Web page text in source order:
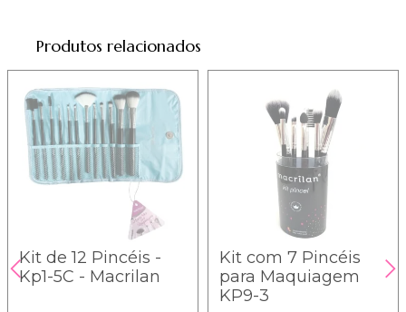
Produtos relacionados
Kit de 12 Pincéis -
Kp1-5C - Macrilan
Kit com 7 Pincéis
para Maquiagem
KP9-3